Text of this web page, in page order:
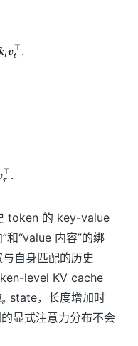
KV_{t-
tvt
⊤ .
KV_t.
= \sum_{\tau\le
τ
⊤ .
token 的 key-value
和“value 内容”的绑
与自身匹配的历史
level KV cache
v
state，长度增加时
显式注意力分布不会